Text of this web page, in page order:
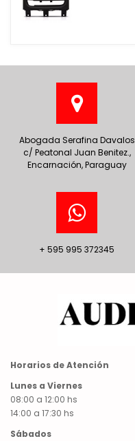
Abogada Serafina Davalos
c/ Peatonal Juan Benitez.,
Encarnación, Paraguay
+ 595 995 372345
Horarios de Atención
Lunes a Viernes
08:00 a 12:00 hs
14:00 a 17:30 hs
Sábados